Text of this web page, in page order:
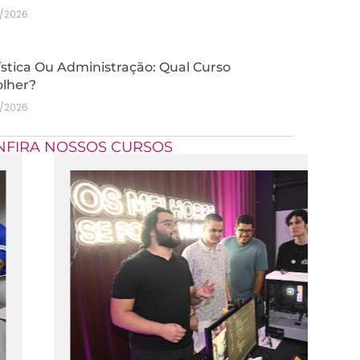
2026
Ou Administração: Qual Curso
2026
NOSSOS CURSOS